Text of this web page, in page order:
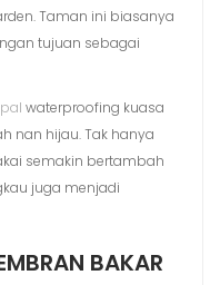
Taman ini biasanya
tujuan sebagai
waterproofing kuasa
nan hijau. Tak hanya
semakin bertambah
juga menjadi
BAKAR